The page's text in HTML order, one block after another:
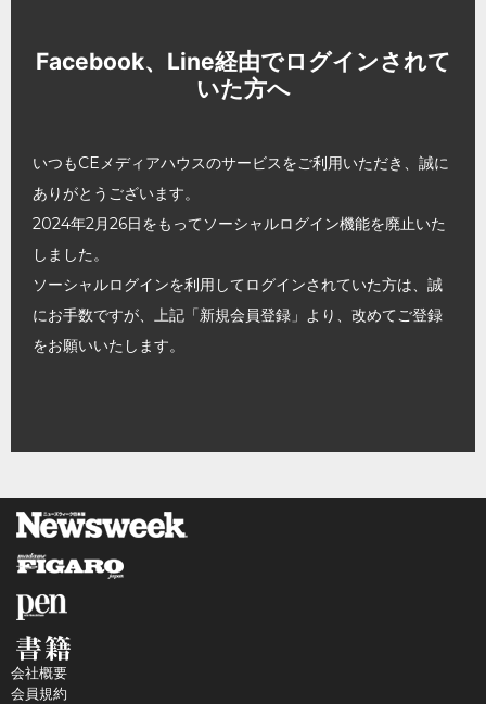
Facebook、Line経由でログインされて
いた方へ
いつもCEメディアハウスのサービスをご利用いただき、誠に
ありがとうございます。
2024年2月26日をもってソーシャルログイン機能を廃止いた
しました。
ソーシャルログインを利用してログインされていた方は、誠
にお手数ですが、上記「新規会員登録」より、改めてご登録
をお願いいたします。
会社概要
会員規約